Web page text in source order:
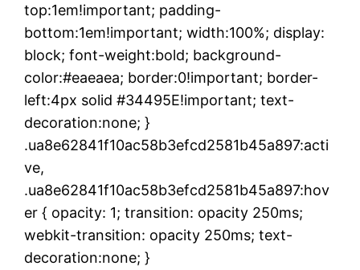
top:1em!important; padding-
bottom:1em!important; width:100%; display:
block; font-weight:bold; background-
color:#eaeaea; border:0!important; border-
left:4px solid #34495E!important; text-
decoration:none; }
.ua8e62841f10ac58b3efcd2581b45a897:acti
ve,
.ua8e62841f10ac58b3efcd2581b45a897:hov
er { opacity: 1; transition: opacity 250ms;
webkit-transition: opacity 250ms; text-
decoration:none; }